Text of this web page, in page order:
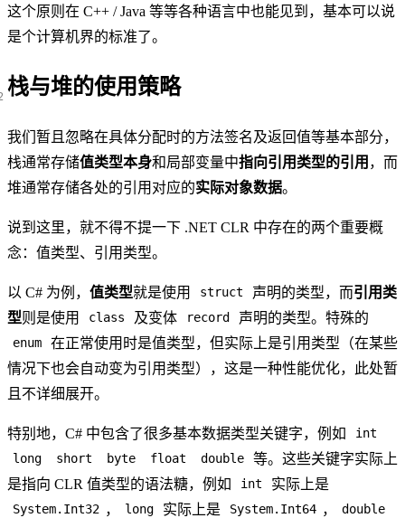
这个原则在 C++ / Java 等等各种语言中也能见到，基本可以说
是个计算机界的标准了。
栈与堆的使用策略
我们暂且忽略在具体分配时的方法签名及返回值等基本部分，
栈通常存储值类型本身和局部变量中指向引用类型的引用 ，而
堆通常存储各处的引用对应的实际对象数据。
说到这里，就不得不提一下 .NET CLR 中存在的两个重要概
念：值类型、引用类型。
以 C# 为例， 值类型就是使用 struct 声明的类型，而引用类
型则是使用 class 及变体 record 声明的类型。特殊的
enum
在正常使用时是值类型，但实际上是引用类型（在某些
情况下也会自动变为引用类型），这是一种性能优化，此处暂
且不详细展开。
特别地，C# 中包含了很多基本数据类型关键字，例如
int
long
short byte float double
等。这些关键字实际上
是指向 CLR 值类型的语法糖，例如
int 实际上是
System.Int32 ， long 实际上是 System.Int64 ， double